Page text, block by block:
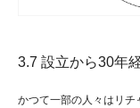
3.7 設立から30年
かつて一部の人々はリチ